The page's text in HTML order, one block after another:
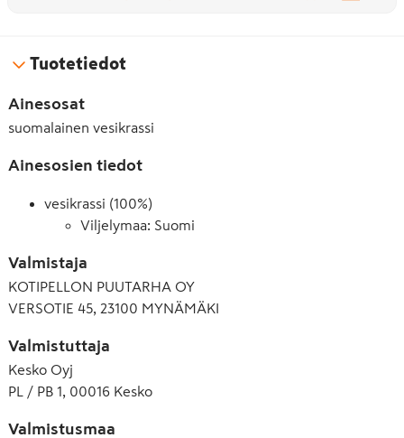
Tuotetiedot
Ainesosat
suomalainen vesikrassi
Ainesosien tiedot
vesikrassi (100%)
Viljelymaa: Suomi
Valmistaja
KOTIPELLON PUUTARHA OY
VERSOTIE 45, 23100 MYNÄMÄKI
Valmistuttaja
Kesko Oyj
PL / PB 1, 00016 Kesko
Valmistusmaa